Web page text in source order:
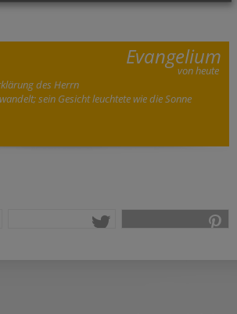
Evangelium
von heute
des Herrn
sein Gesicht leuchtete wie die Sonne